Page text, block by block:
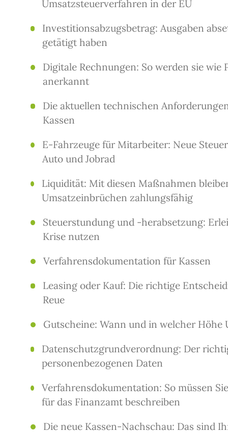
Umsatzsteuerverfahren in der EU
Investitionsabzugsbetrag: Ausgaben
getätigt haben
Digitale Rechnungen: So werden sie wie
anerkannt
Die aktuellen technischen
Kassen
E-Fahrzeuge für Mitarbeiter: Neue
Auto und Jobrad
Liquidität: Mit diesen Maßnahmen
Umsatzeinbrüchen zahlungsfähig
Steuerstundung und -herabsetzung:
Krise nutzen
Verfahrensdokumentation für Kassen
Leasing oder Kauf: Die richtige
Reue
Gutscheine: Wann und in welcher Höhe
Datenschutzgrundverordnung: Der
personenbezogenen Daten
Verfahrensdokumentation: So müssen
für das Finanzamt beschreiben
Die neue Kassen-Nachschau: Das sind